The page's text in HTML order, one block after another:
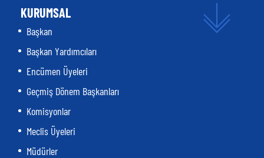
KURUMSAL
Başkan
Başkan Yardımcıları
Encümen Üyeleri
Geçmiş Dönem Başkanları
Komisyonlar
Meclis Üyeleri
Müdürler